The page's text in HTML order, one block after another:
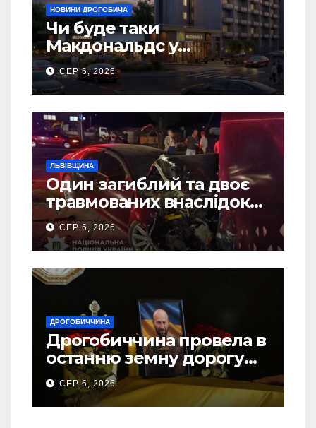
НОВИНИ ДРОГОБИЧА
Чи буде таки
Макдональдс у
Дрогобичі? (Фото)
СЕР 6, 2026
ЛЬВІВЩИНА
Один загиблий та двоє
травмованих внаслідок
ДТП на Самбірщині
СЕР 6, 2026
ДРОГОБИЧЧИНА
Дрогобиччина провела в
останню земну дорогу
свого Захисника – Олега
Торського
СЕР 6, 2026